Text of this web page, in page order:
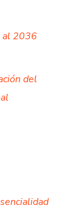
al 2036
del